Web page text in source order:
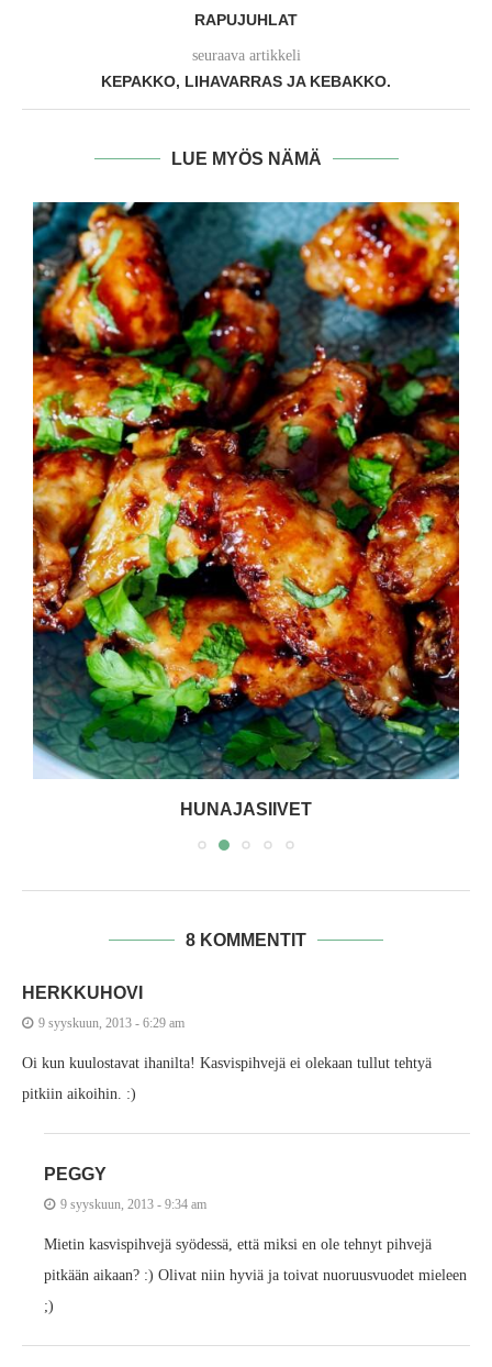
RAPUJUHLAT
seuraava artikkeli
KEPAKKO, LIHAVARRAS JA KEBAKKO.
LUE MYÖS NÄMÄ
HUNAJASIIVET
8 KOMMENTIT
HERKKUHOVI
9 syyskuun, 2013 - 6:29 am
Oi kun kuulostavat ihanilta! Kasvispihvejä ei olekaan tullut tehtyä
pitkiin aikoihin. :)
PEGGY
9 syyskuun, 2013 - 9:34 am
Mietin kasvispihvejä syödessä, että miksi en ole tehnyt pihvejä
pitkään aikaan? :) Olivat niin hyviä ja toivat nuoruusvuodet mieleen
;)